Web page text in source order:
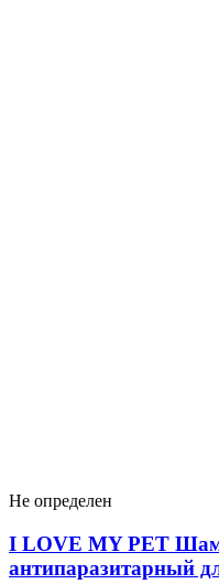
Не определен
I LOVЕ MY PET
антипаразитарный